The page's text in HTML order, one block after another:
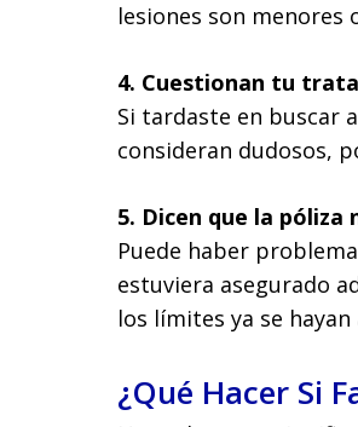
lesiones son menores
4. Cuestionan tu
Si tardaste en buscar
consideran dudosos,
5. Dicen que la
Puede haber
estuviera asegurado
los límites ya se
¿Qué Hacer Si